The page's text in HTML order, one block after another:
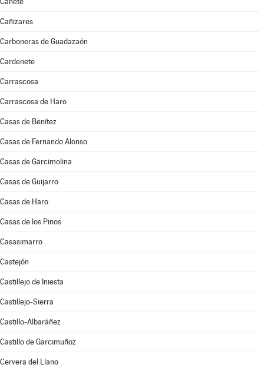
Cañizares
Carboneras de Guadazaón
Cardenete
Carrascosa
Carrascosa de Haro
Casas de Benítez
Casas de Fernando Alonso
Casas de Garcimolina
Casas de Guijarro
Casas de Haro
Casas de los Pinos
Casasimarro
Castejón
Castillejo de Iniesta
Castillejo-Sierra
Castillo-Albaráñez
Castillo de Garcimuñoz
Cervera del Llano